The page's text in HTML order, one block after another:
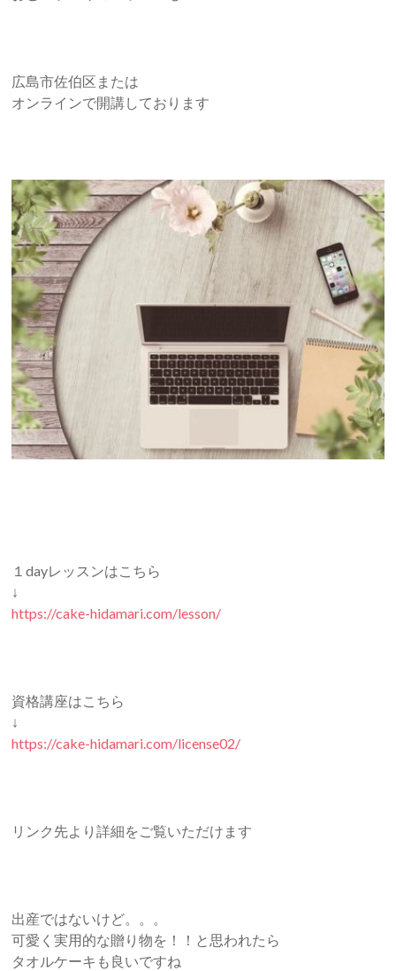
広島市佐伯区または
オンラインで開講しております
１dayレッスンはこちら
↓
https://cake-hidamari.com/lesson/
資格講座はこちら
↓
https://cake-hidamari.com/license02/
リンク先より詳細をご覧いただけます
出産ではないけど。。。
可愛く実用的な贈り物を！！と思われたら
タオルケーキも良いですね